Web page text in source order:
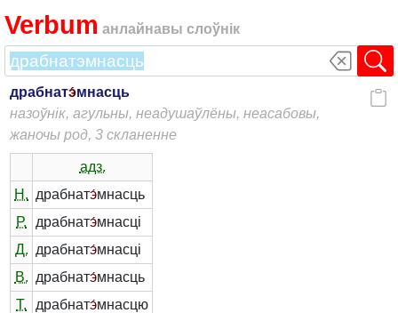
Verbum анлайнавы слоўнік
драбнатэ́мнасць
назоўнік, агульны, неадушаўлёны, неасабовы,
жаночы род, 3 скланенне
адз.
Н. драбнатэ́мнасць
Р.
драбнатэ́мнасці
Д. драбнатэ́мнасці
В. драбнатэ́мнасць
Т.
драбнатэ́мнасцю